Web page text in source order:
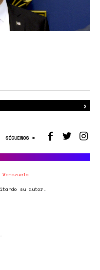
›
SÍGUENOS >
su autor.